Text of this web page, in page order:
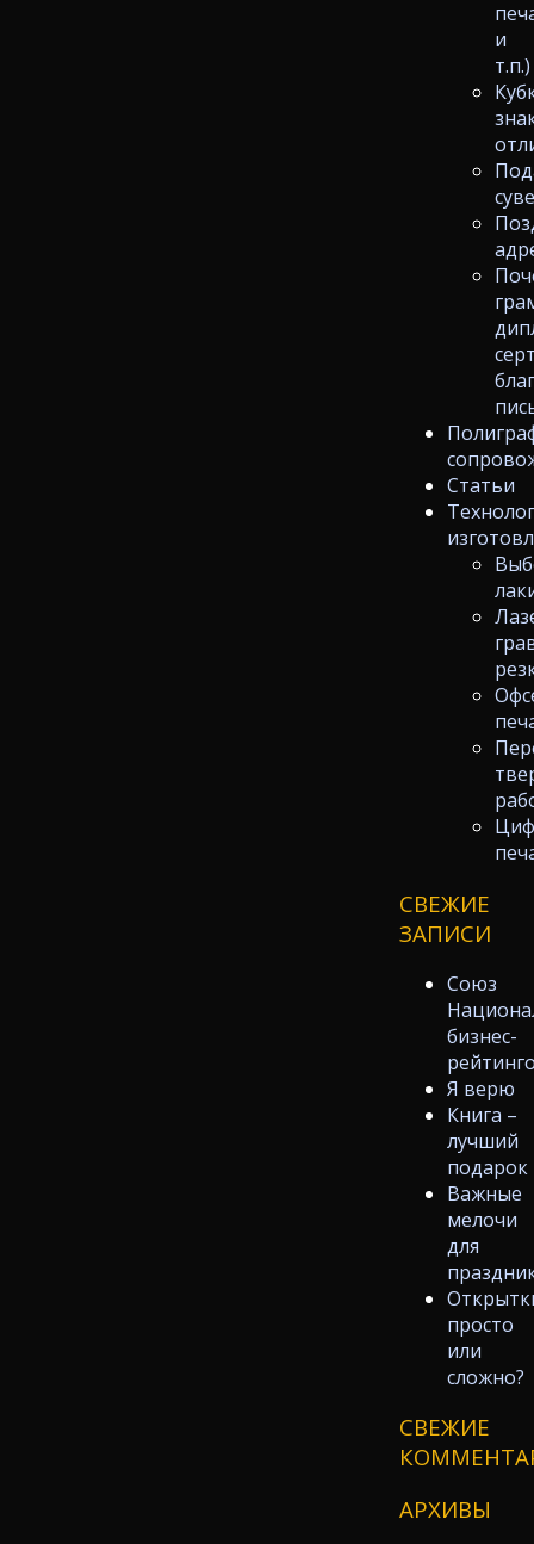
и
т.п.)
Статьи
СВЕЖИЕ
ЗАПИСИ
Союз
бизнес-
Я верю
Книга –
лучший
подарок
Важные
мелочи
для
просто
или
сложно?
СВЕЖИЕ
АРХИВЫ